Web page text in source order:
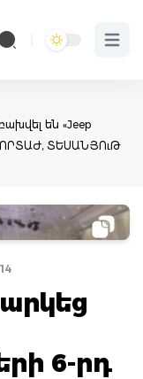
Open
են «Jeep
ՏԵՍԱՆՅՈւԹ
6-րդ